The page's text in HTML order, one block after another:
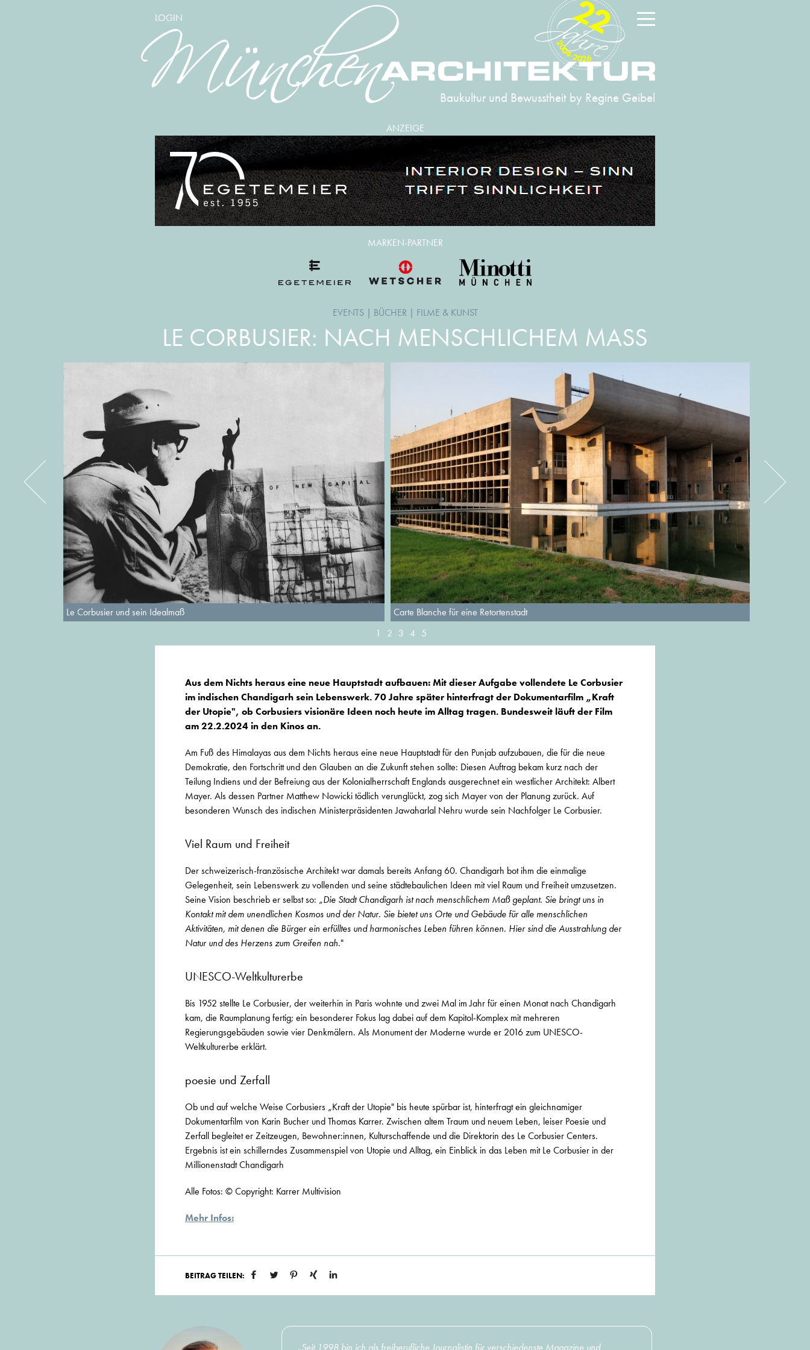
LOGIN
Baukultur und Bewusstheit by Regine Geibel
2004-2026
22
ANZEIGE
EVENTS| BÜCHER | FILME & KUNST
LE CORBUSIER: NACH MENSCHLICHEM MASS
Le Corbusier und sein Idealmaß
Carte Blanche für eine Retortenstadt
1
2 3 4 5
Aus dem Nichts heraus eine neue Hauptstadt aufbauen: Mit dieser Aufgabe vollendete Le Corbusier
im indischen Chandigarh sein Lebenswerk. 70 Jahre später hinterfragt der Dokumentarfilm „Kraft
der Utopie", ob Corbusiers visionäre Ideen noch heute im Alltag tragen. Bundesweit läuft der Film
am 22.2.2024 in den Kinos an.
Am Fuß des Himalayas aus dem Nichts heraus eine neue Hauptstadt für den Punjab aufzubauen, die für die neue
Demokratie, den Fortschritt und den Glauben an die Zukunft stehen sollte: Diesen Auftrag bekam kurz nach der
Teilung Indiens und der Befreiung aus der Kolonialherrschaft Englands ausgerechnet ein westlicher Architekt: Albert
Mayer. Als dessen Partner Matthew Nowicki tödlich verunglückt, zog sich Mayer von der Planung zurück. Auf
besonderen Wunsch des indischen Ministerpräsidenten Jawaharlal Nehru wurde sein Nachfolger Le Corbusier.
Viel Raum und Freiheit
Der schweizerisch-französische Architekt war damals bereits Anfang 60. Chandigarh bot ihm die einmalige
Gelegenheit, sein Lebenswerk zu vollenden und seine städtebaulichen Ideen mit viel Raum und Freiheit umzusetzen.
Seine Vision beschrieb er selbst so: „Die Stadt Chandigarh ist nach menschlichem Maß geplant. Sie bringt uns in
Kontakt mit dem unendlichen Kosmos und der Natur. Sie bietet uns Orte und Gebäude für alle menschlichen
Aktivitäten, mit denen die Bürger ein erfülltes und harmonisches Leben führen können. Hier sind die Ausstrahlung der
Natur und des Herzens zum Greifen nah."
UNESCO-Weltkulturerbe
Bis 1952 stellte Le Corbusier, der weiterhin in Paris wohnte und zwei Mal im Jahr für einen Monat nach Chandigarh
kam, die Raumplanung fertig; ein besonderer Fokus lag dabei auf dem Kapitol-Komplex mit mehreren
Regierungsgebäuden sowie vier Denkmälern. Als Monument der Moderne wurde er 2016 zum UNESCO-
Weltkulturerbe erklärt.
poesie und Zerfall
Ob und auf welche Weise Corbusiers „Kraft der Utopie" bis heute spürbar ist, hinterfragt ein gleichnamiger
Dokumentarfilm von Karin Bucher und Thomas Karrer. Zwischen altem Traum und neuem Leben, leiser Poesie und
Zerfall begleitet er Zeitzeugen, Bewohner:innen, Kulturschaffende und die Direktorin des Le Corbusier Centers.
Ergebnis ist ein schillerndes Zusammenspiel von Utopie und Alltag, ein Einblick in das Leben mit Le Corbusier in der
Millionenstadt Chandigarh
Alle Fotos: © Copyright: Karrer Multivision
Mehr Infos:
BEITRAG TEILEN:
„Seit 1998 bin ich als freiberufliche Journalistin für verschiedenste Magazine und